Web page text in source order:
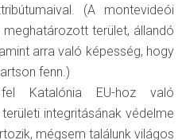
(A montevideói
terület, állandó
arra való képesség, hogy
fenn.)
Katalónia EU-hoz való
integritásának védelme
mégsem találunk világos